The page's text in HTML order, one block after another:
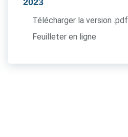
2023
Télécharger la version .pdf
Feuilleter en ligne